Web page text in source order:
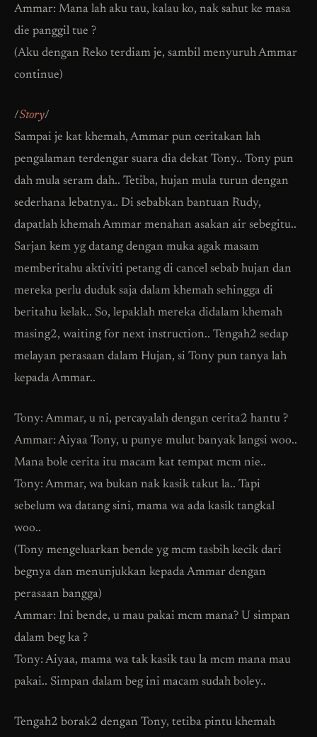
Ammar: Mana lah aku tau, kalau ko, nak sahut ke masa
die panggil tue ?
(Aku dengan Reko terdiam je, sambil menyuruh Ammar
continue)
/Story/
Sampai je kat khemah, Ammar pun ceritakan lah
pengalaman terdengar suara dia dekat Tony.. Tony pun
dah mula seram dah.. Tetiba, hujan mula turun dengan
sederhana lebatnya.. Di sebabkan bantuan Rudy,
dapatlah khemah Ammar menahan asakan air sebegitu..
Sarjan kem yg datang dengan muka agak masam
memberitahu aktiviti petang di cancel sebab hujan dan
mereka perlu duduk saja dalam khemah sehingga di
beritahu kelak.. So, lepaklah mereka didalam khemah
masing2, waiting for next instruction.. Tengah2 sedap
melayan perasaan dalam Hujan, si Tony pun tanya lah
kepada Ammar..
Tony: Ammar, u ni, percayalah dengan cerita2 hantu ?
Ammar: Aiyaa Tony, u punye mulut banyak langsi woo..
Mana bole cerita itu macam kat tempat mcm nie..
Tony: Ammar, wa bukan nak kasik takut la.. Tapi
sebelum wa datang sini, mama wa ada kasik tangkal
woo..
(Tony mengeluarkan bende yg mcm tasbih kecik dari
begnya dan menunjukkan kepada Ammar dengan
perasaan bangga)
Ammar: Ini bende, u mau pakai mcm mana? U simpan
dalam beg ka ?
Tony: Aiyaa, mama wa tak kasik tau la mcm mana mau
pakai.. Simpan dalam beg ini macam sudah boley..
Tengah2 borak2 dengan Tony, tetiba pintu khemah